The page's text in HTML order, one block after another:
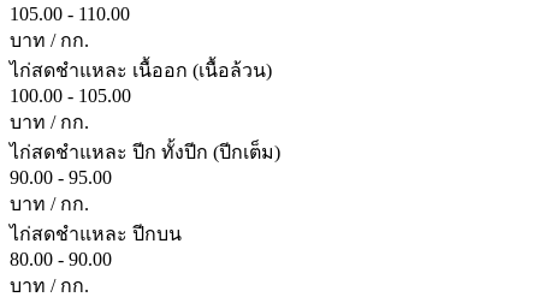
105.00 - 110.00
บาท / กก.
ไก่สดชำแหละ เนื้ออก (เนื้อล้วน)
100.00 - 105.00
บาท / กก.
ไก่สดชำแหละ ปีก ทั้งปีก (ปีกเต็ม)
90.00 - 95.00
บาท / กก.
ไก่สดชำแหละ ปีกบน
80.00 - 90.00
บาท / กก.